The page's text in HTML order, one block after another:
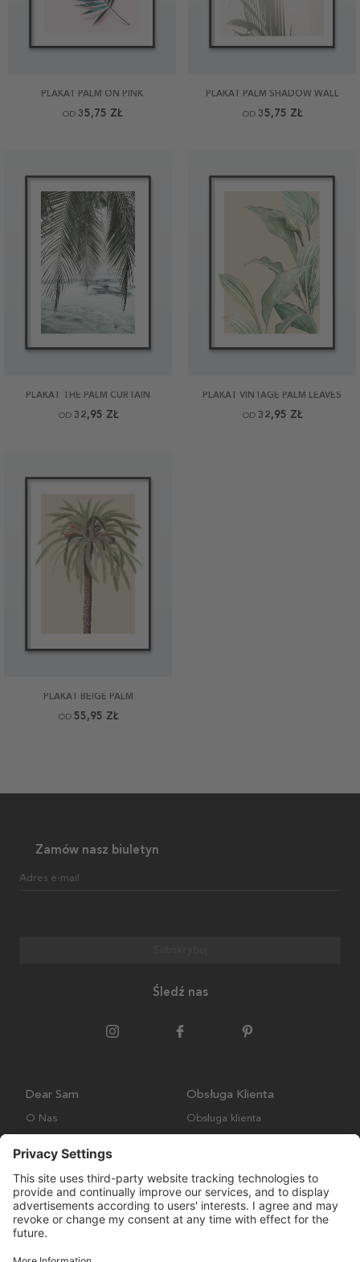
PLAKAT PALM ON PINK
OD 35,75 ZŁ
PLAKAT PALM SHADOW WALL
OD 35,75 ZŁ
PLAKAT THE PALM CURTAIN
OD 32,95 ZŁ
PLAKAT VINTAGE PALM LEAVES
OD 32,95 ZŁ
PLAKAT BEIGE PALM
OD 55,95 ZŁ
Zamów nasz biuletyn
Adres e-mail
Śledź nas
Dear Sam
O Nas
Obsługa Klienta
Obsługa klienta
Wysyłka i Dostawa